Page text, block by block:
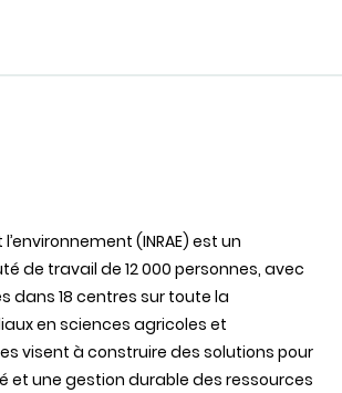
(INRAE) est un
de travail de 12 000 personnes,avec
dans 18 centres sur toute la
en sciences agricoles et
visent à construire des solutions pour
une gestion durable des ressources